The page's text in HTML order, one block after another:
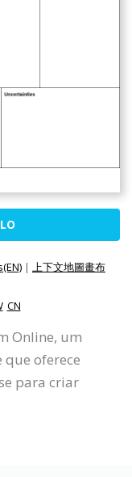
| 上下文地圖畫布
CN
Online, um
oferece
para criar